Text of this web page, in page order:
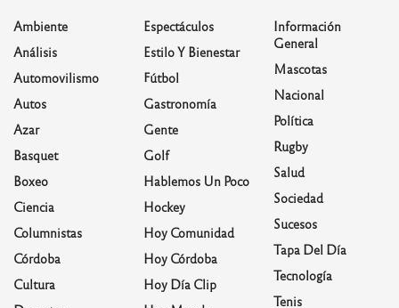
Ambiente
Análisis
Automovilismo
Autos
Azar
Basquet
Boxeo
Ciencia
Columnistas
Córdoba
Cultura
Espectáculos
Estilo Y Bienestar
Fútbol
Gastronomía
Gente
Golf
Hablemos Un Poco
Hockey
Hoy Comunidad
Hoy Córdoba
Hoy Día Clip
Información
General
Mascotas
Nacional
Política
Rugby
Salud
Sociedad
Sucesos
Tapa Del Día
Tecnología
Tenis